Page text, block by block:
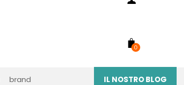
0
brand IL NOSTRO BLOG